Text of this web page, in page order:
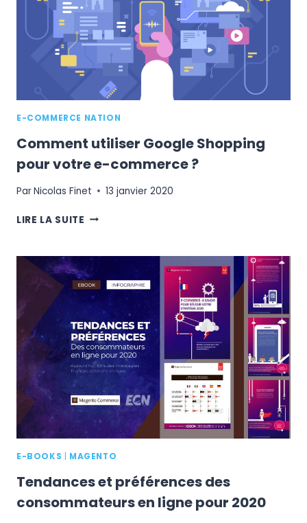
E-COMMERCE NATION
Comment utiliser Google Shopping
pour votre e-commerce ?
ParNicolas Finet 13 janvier 2020
LIRE LA SUITE COMMENT
SHOPPING
POUR
VOTRE
E-
COMMERCE
?
E-BOOKS MAGENTO
Tendances et préférences des
consommateurs en ligne pour 2020